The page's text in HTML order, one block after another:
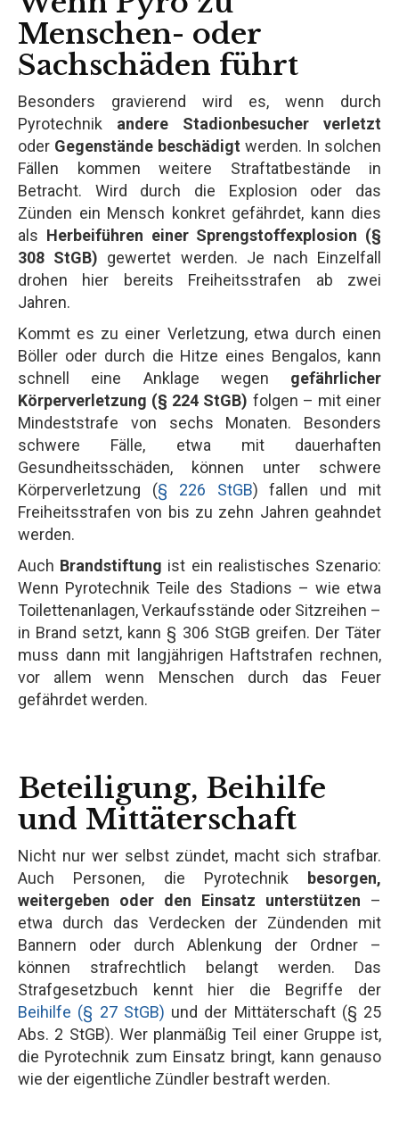
Menschen- oder
Sachschäden führt
Besonders gravierend wird es, wenn durch
Pyrotechnik andere Stadionbesucher verletzt
oder Gegenstände beschädigt werden. In solchen
Fällen kommen weitere Straftatbestände in
Betracht. Wird durch die Explosion oder das
Zünden ein Mensch konkret gefährdet, kann dies
als Herbeiführen einer Sprengstoffexplosion (§
308 StGB) gewertet werden. Je nach Einzelfall
drohen hier bereits Freiheitsstrafen ab zwei
Jahren.
Kommt es zu einer Verletzung, etwa durch einen
Böller oder durch die Hitze eines Bengalos, kann
schnell eine Anklage wegen gefährlicher
Körperverletzung (§ 224 StGB) folgen – mit einer
Mindeststrafe von sechs Monaten. Besonders
schwere Fälle, etwa mit dauerhaften
Gesundheitsschäden, können unter schwere
Körperverletzung (§ 226 StGB) fallen und mit
Freiheitsstrafen von bis zu zehn Jahren geahndet
werden.
Auch Brandstiftung ist ein realistisches Szenario:
Wenn Pyrotechnik Teile des Stadions – wie etwa
Toilettenanlagen, Verkaufsstände oder Sitzreihen –
in Brand setzt, kann § 306 StGB greifen. Der Täter
muss dann mit langjährigen Haftstrafen rechnen,
vor allem wenn Menschen durch das Feuer
gefährdet werden.
Beteiligung, Beihilfe
und Mittäterschaft
Nicht nur wer selbst zündet, macht sich strafbar.
Auch Personen, die Pyrotechnik besorgen,
weitergeben oder den Einsatz unterstützen –
etwa durch das Verdecken der Zündenden mit
Bannern oder durch Ablenkung der Ordner –
können strafrechtlich belangt werden. Das
Strafgesetzbuch kennt hier die Begriffe der
Beihilfe (§ 27 StGB) und der Mittäterschaft (§ 25
Abs. 2 StGB). Wer planmäßig Teil einer Gruppe ist,
die Pyrotechnik zum Einsatz bringt, kann genauso
wie der eigentliche Zündler bestraft werden.